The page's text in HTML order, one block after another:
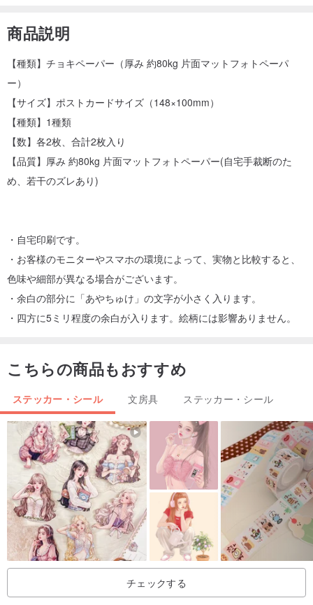
商品説明
【種類】チョキペーパー（厚み 約80kg 片面マットフォトペーパ
ー）
【サイズ】ポストカードサイズ（148×100mm）
【種類】1種類
【数】各2枚、合計2枚入り
【品質】厚み 約80kg 片面マットフォトペーパー(自宅手裁断のた
め、若干のズレあり)
・自宅印刷です。
・お客様のモニターやスマホの環境によって、実物と比較すると、
色味や細部が異なる場合がございます。
・余白の部分に「あやちゅけ」の文字が小さく入ります。
・四方に5ミリ程度の余白が入ります。絵柄には影響ありません。
こちらの商品もおすすめ
ステッカー・シール 文房具 ステッカー・シール
チェックする